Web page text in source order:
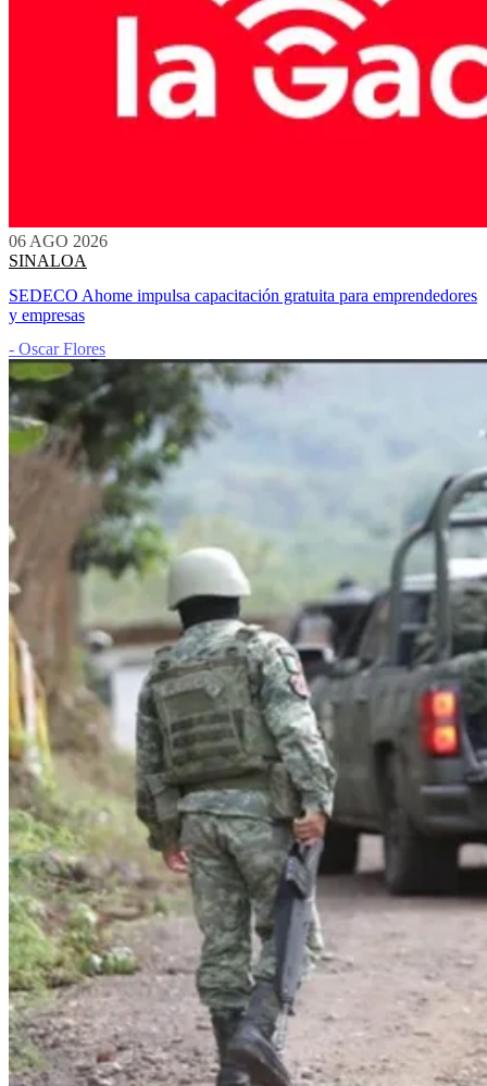
06 AGO 2026
SINALOA
SEDECO Ahome impulsa capacitación gratuita para emprendedores
y empresas
- Oscar Flores